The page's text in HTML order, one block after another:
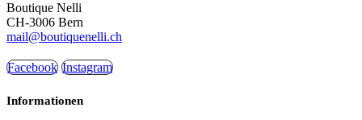
Boutique Nelli
CH-3006 Bern
mail@boutiquenelli.ch
Facebook Instagram
Informationen